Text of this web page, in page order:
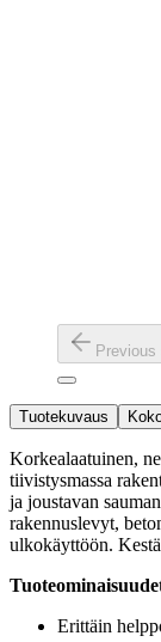
Previous
Tuotekuvaus
Korkealaatuinen,
tiivistysmassa
ja joustavan
rakennuslevyt,
ulkokäyttöön.
Erittäin